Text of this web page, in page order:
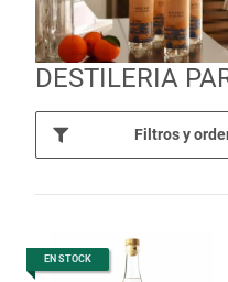
DESTILERIA
Filtros y
EN STOCK